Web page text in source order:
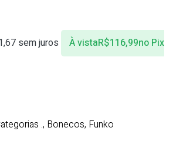
sem juros À vistaR$116,99no Pix
., Bonecos, Funko